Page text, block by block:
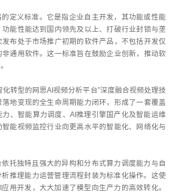
定义标准。它是指企业自主开发，其功能或性能
能性能达到国内领先及以上、打破行业封锁与垄
布处于市场推广初期的软件产品，不包括开发仅
通用软件。这一标准旨在鼓励企业创新，推动软
化转型的网思AI视频分析平台”深度融合视频处理技
地变现的全生命周期能力闭环，形成了一套覆盖
、智能算力调度、AI推理引擎国产化及智能运维
能视频监控行业向更高水平的智能化、网络化与
托独特且强大的异构和分布式算力调度能力与自
推理能力运营管理流程封装为标准化操作。这使
用开发，大大加速了模型向生产力的高效转化。